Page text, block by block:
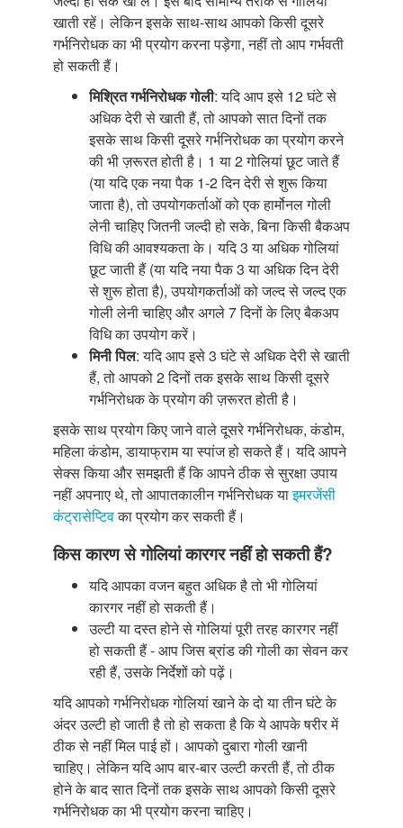
खाती रहें। लेकिन इसके साथ-साथ आपको किसी दूसरे
गर्भनिरोधक का भी प्रयोग करना पड़ेगा, नहीं तो आप गर्भवती
हो सकती हैं।
मिश्रित गर्भनिरोधक गोली: यदि आप इसे 12 घंटे से
अधिक देरी से खाती हैं, तो आपको सात दिनों तक
इसके साथ किसी दूसरे गर्भनिरोधक का प्रयोग करने
की भी ज़रूरत होती है। 1 या 2 गोलियां छूट जाते हैं
(या यदि एक नया पैक 1-2 दिन देरी से शुरू किया
जाता है), तो उपयोगकर्ताओं को एक हार्मोनल गोली
लेनी चाहिए जितनी जल्दी हो सके, बिना किसी बैकअप
विधि की आवश्यकता के। यदि 3 या अधिक गोलियां
छूट जाती हैं (या यदि नया पैक 3 या अधिक दिन देरी
से शुरू होता है), उपयोगकर्ताओं को जल्द से जल्द एक
गोली लेनी चाहिए और अगले 7 दिनों के लिए बैकअप
विधि का उपयोग करें।
मिनी पिल: यदि आप इसे 3 घंटे से अधिक देरी से खाती
हैं, तो आपको 2 दिनों तक इसके साथ किसी दूसरे
गर्भनिरोधक के प्रयोग की ज़रूरत होती है।
इसके साथ प्रयोग किए जाने वाले दूसरे गर्भनिरोधक, कंडोम,
महिला कंडोम, डायाफ्राम या स्पांज हो सकते हैं। यदि आपने
सेक्स किया और समझती हैं कि आपने ठीक से सुरक्षा उपाय
नहीं अपनाए थे, तो आपातकालीन गर्भनिरोधक याइमरजेंसी
कंट्रासेप्टिवका प्रयोग कर सकती हैं।
किस कारण से गोलियां कारगर नहीं हो सकती हैं?
यदि आपका वजन बहुत अधिक है तो भी गोलियां
कारगर नहीं हो सकती हैं।
उल्टी या दस्त होने से गोलियां पूरी तरह कारगर नहीं
हो सकती हैं - आप जिस ब्रांड की गोली का सेवन कर
रही हैं, उसके निर्देशों को पढ़ें।
यदि आपको गर्भनिरोधक गोलियां खाने के दो या तीन घंटे के
अंदर उल्टी हो जाती है तो हो सकता है कि ये आपके षरीर में
ठीक से नहीं मिल पाई हों। आपको दुबारा गोली खानी
चाहिए। लेकिन यदि आप बार-बार उल्टी करती हैं, तो ठीक
होने के बाद सात दिनों तक इसके साथ आपको किसी दूसरे
गर्भनिरोधक का भी प्रयोग करना चाहिए।